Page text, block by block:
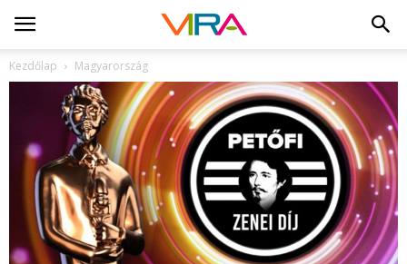
Kezdőlap Magyarország